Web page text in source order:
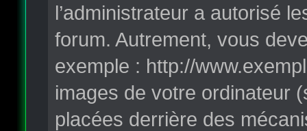
l’administrateur a autorisé
forum. Autrement, vous
exemple : http://
images de votre ordinateur
placées derrière des